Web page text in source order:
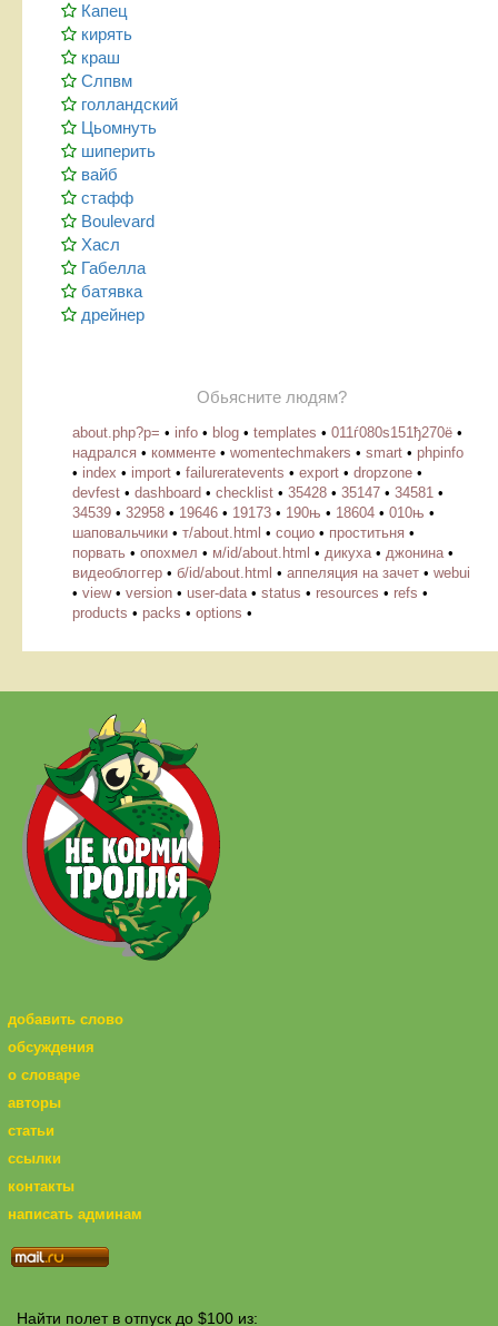
Капец
кирять
краш
Слпвм
голландский
Цьомнуть
шиперить
вайб
стафф
Boulevard
Хасл
Габелла
батявка
дрейнер
Обьясните людям?
about.php?p= • info • blog • templates • 011ѓ080ѕ151ђ270ё •
надрался • комменте • womentechmakers • smart • phpinfo
• index • import • failureratevents • export • dropzone •
devfest • dashboard • checklist • 35428 • 35147 • 34581 •
34539 • 32958 • 19646 • 19173 • 190њ • 18604 • 010њ •
шаповальчики • т/about.html • социо • проститьня •
порвать • опохмел • м/id/about.html • дикуха• джонина•
видеоблоггер • б/id/about.html • аппеляция на зачет • webui
• view• version • user-data• status • resources • refs •
products • packs • options •
добавить слово
обсуждения
о словаре
авторы
статьи
ссылки
контакты
написать админам
Найти полет в отпуск до $100 из: